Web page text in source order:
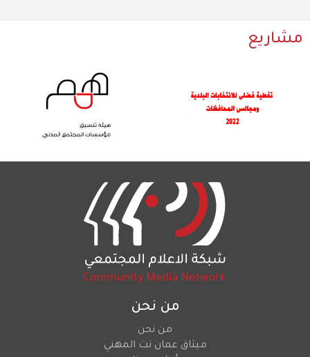
مشاريع
من نحن
من نحن
ميثاق عمان نت المهني